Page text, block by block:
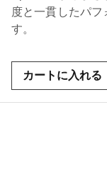
度と一貫したパフ
す。
カートに入れる